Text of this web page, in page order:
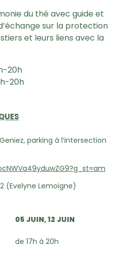
du thé avec guide et
sur la protection
et leurs liens avec la
20h
20h
parking à l’intersection
(Evelyne Lemoigne)
05 JUIN 12 JUIN
de 17h à 20h